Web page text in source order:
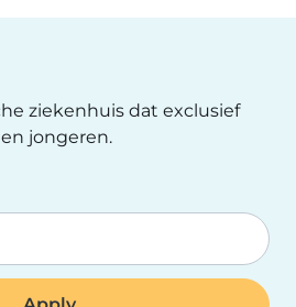
ziekenhuis dat exclusief
jongeren.